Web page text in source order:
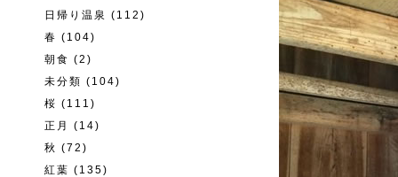
日帰り温泉 (112)
春 (104)
朝食 (2)
未分類 (104)
桜 (111)
正月
(14)
秋 (72)
紅葉 (135)